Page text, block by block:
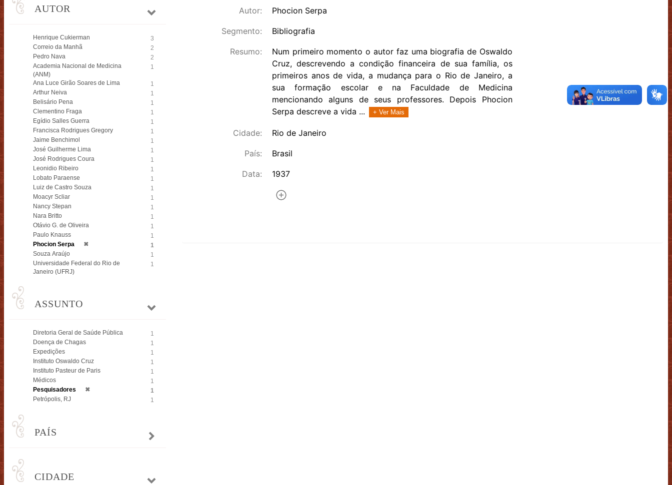
AUTOR
Henrique Cukierman
3
Correio da Manhã
2
Pedro Nava
2
Academia Nacional de Medicina
(ANM)
1
Ana Luce Girão Soares de Lima
1
Arthur Neiva
1
Belisário Pena
1
Clementino Fraga
1
Egídio Salles Guerra
1
Francisca Rodrigues Gregory
1
Jaime Benchimol
1
José Guilherme Lima
1
José Rodrigues Coura
1
Leonidio Ribeiro
1
Lobato Paraense
1
Luiz de Castro Souza
1
Moacyr Scliar
1
Nancy Stepan
1
Nara Britto
1
Otávio G. de Oliveira
1
Paulo Knauss
1
Phocion Serpa
✖
1
Souza Araújo
1
Universidade Federal do Rio de
Janeiro (UFRJ)
1
ASSUNTO
Diretoria Geral de Saúde Pública
1
Doença de Chagas
1
Expedições
1
Instituto Oswaldo Cruz
1
Instituto Pasteur de Paris
1
Médicos
1
Pesquisadores
✖
1
Petrópolis, RJ
1
PAÍS
CIDADE
Autor: Phocion Serpa
Segmento: Bibliografia
Resumo:
Num primeiro momento o autor faz uma biografia de Oswaldo
Cruz, descrevendo a condição financeira de sua família, os
primeiros anos de vida, a mudança para o Rio de Janeiro, a
sua formação escolar e na Faculdade de Medicina
mencionando alguns de seus professores. Depois Phocion
Serpa descreve a vida ...
+ Ver Mais
Cidade: Rio de Janeiro
País: Brasil
Data: 1937